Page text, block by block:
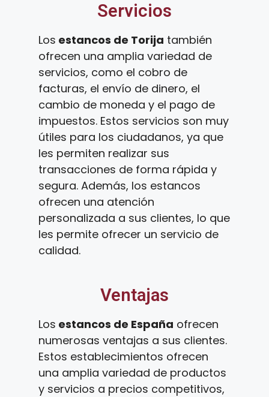
Servicios
Los estancos de Torija también
ofrecen una amplia variedad de
servicios, como el cobro de
facturas, el envío de dinero, el
cambio de moneda y el pago de
impuestos. Estos servicios son muy
útiles para los ciudadanos, ya que
les permiten realizar sus
transacciones de forma rápida y
segura. Además, los estancos
ofrecen una atención
personalizada a sus clientes, lo que
les permite ofrecer un servicio de
calidad.
Ventajas
Los estancos de España ofrecen
numerosas ventajas a sus clientes.
Estos establecimientos ofrecen
una amplia variedad de productos
y servicios a precios competitivos,